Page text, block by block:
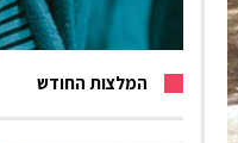
המלצות החודש